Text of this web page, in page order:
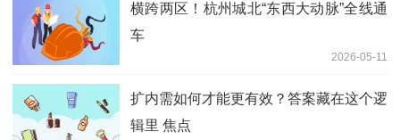
横跨两区！杭州城北“东西大动脉”全线通
车
2026-05-11
扩内需如何才能更有效？答案藏在这个逻
辑里 焦点